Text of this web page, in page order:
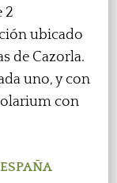
2
ubicado
de Cazorla.
uno, y con
con
ESPAÑA